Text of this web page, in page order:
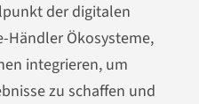
der digitalen
Ökosysteme,
integrieren, um
zu schaffen und